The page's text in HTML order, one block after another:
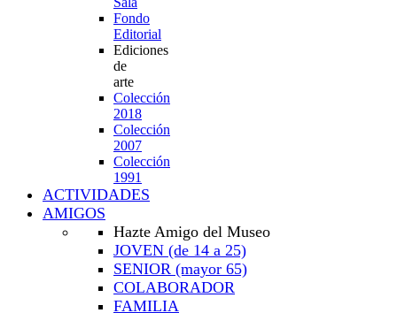
Fondo
Editorial
Ediciones
de
arte
Colección
2018
Colección
2007
Colección
1991
ACTIVIDADES
AMIGOS
Hazte Amigo del Museo
JOVEN (de 14 a 25)
SENIOR (mayor 65)
COLABORADOR
FAMILIA